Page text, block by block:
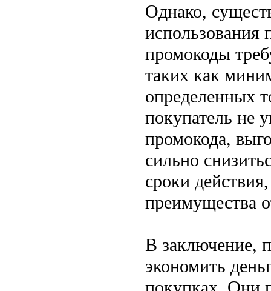
Однако,
использования
промокоды
таких как
определенных
покупатель не
промокода,
сильно
сроки
преимущества
В заключение,
экономить